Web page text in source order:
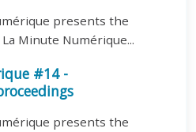
presents the
Minute Numérique...
#14 -
presents the